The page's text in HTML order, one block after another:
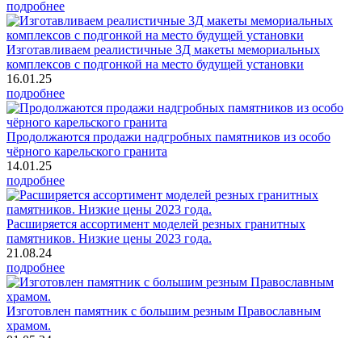
подробнее
Изготавливаем реалистичные 3Д макеты мемориальных
комплексов с подгонкой на место будущей установки
16.01.25
подробнее
Продолжаются продажи надгробных памятников из особо
чёрного карельского гранита
14.01.25
подробнее
Расширяется ассортимент моделей резных гранитных
памятников. Низкие цены 2023 года.
21.08.24
подробнее
Изготовлен памятник с большим резным Православным
храмом.